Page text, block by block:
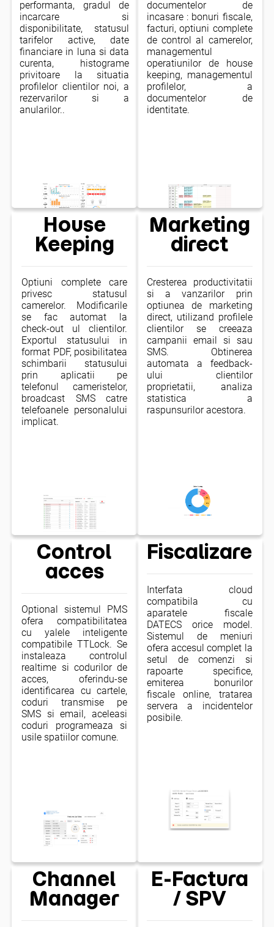
performanta, gradul de
incarcare si
disponibilitate, statusul
tarifelor active, date
financiare in luna si data
curenta, histograme
privitoare la situatia
profilelor clientilor noi, a
rezervarilor si a
anularilor..
documentelor de
incasare : bonuri fiscale,
facturi, optiuni complete
de control al camerelor,
managementul
operatiunilor de house
keeping, managementul
profilelor, a
documentelor de
identitate.
House
Keeping
Optiuni complete care
privesc statusul
camerelor. Modificarile
se fac automat la
check-out ul clientilor.
Exportul statusului in
format PDF, posibilitatea
schimbarii statusului
prin aplicatii pe
telefonul cameristelor,
broadcast SMS catre
telefoanele personalului
implicat.
Marketing
direct
Cresterea productivitatii
si a vanzarilor prin
optiunea de marketing
direct, utilizand profilele
clientilor se creeaza
campanii email si sau
SMS. Obtinerea
automata a feedback-
ului clientilor
proprietatii, analiza
statistica a
raspunsurilor acestora.
Control
acces
Optional sistemul PMS
ofera compatibilitatea
cu yalele inteligente
compatibile TTLock. Se
instaleaza controlul
realtime si codurilor de
acces, oferindu-se
identificarea cu cartele,
coduri transmise pe
SMS si email, aceleasi
coduri programeaza si
usile spatiilor comune.
Fiscalizare
Interfata cloud
compatibila cu
aparatele fiscale
DATECS orice model.
Sistemul de meniuri
ofera accesul complet la
setul de comenzi si
rapoarte specifice,
emiterea bonurilor
fiscale online, tratarea
servera a incidentelor
posibile.
Channel
Manager
E-Factura
/ SPV